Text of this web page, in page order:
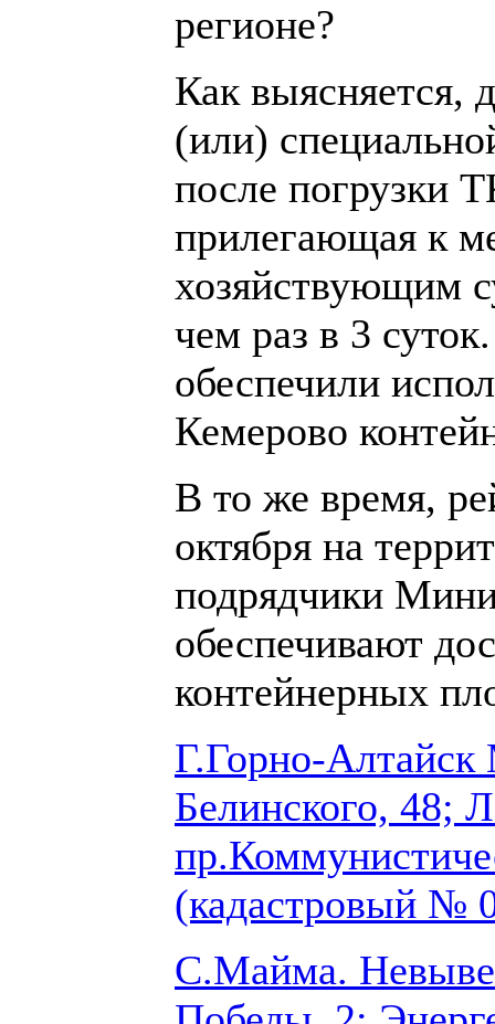
регионе?
Как выясняется,
(или)
после погрузки
прилегающая к
хозяйствующим
чем раз в 3
обеспечили
Кемерово
В то же время,
октября на
подрядчики
обеспечивают
контейнерных
Г.Горно-Алтайск
Белинского, 48;
(кадастровый №
С.Майма.